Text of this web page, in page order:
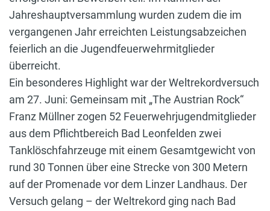
Jahreshauptversammlung wurden zudem die im
vergangenen Jahr erreichten Leistungsabzeichen
feierlich an die Jugendfeuerwehrmitglieder
überreicht.
Ein besonderes Highlight war der Weltrekordversuch
am 27. Juni: Gemeinsam mit „The Austrian Rock“
Franz Müllner zogen 52 Feuerwehrjugendmitglieder
aus dem Pflichtbereich Bad Leonfelden zwei
Tanklöschfahrzeuge mit einem Gesamtgewicht von
rund 30 Tonnen über eine Strecke von 300 Metern
auf der Promenade vor dem Linzer Landhaus. Der
Versuch gelang – der Weltrekord ging nach Bad